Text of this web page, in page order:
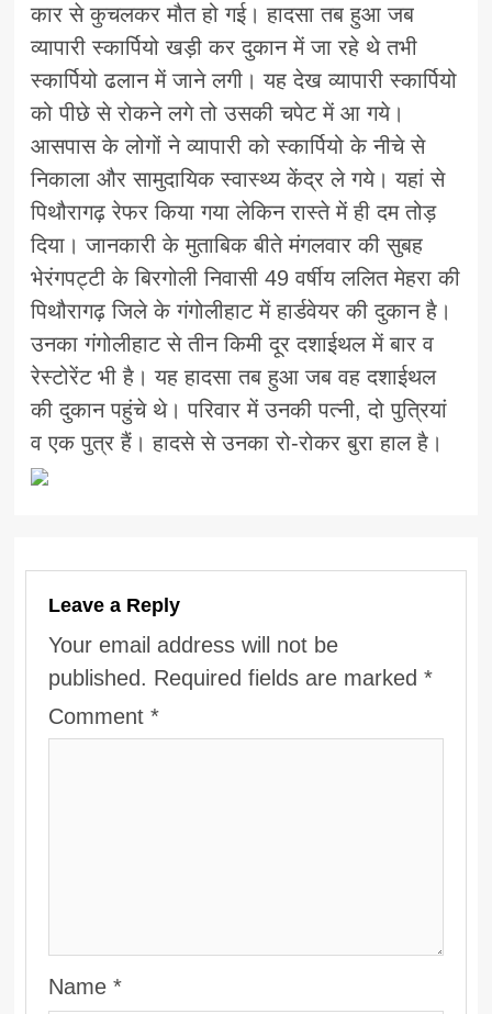
कार से कुचलकर मौत हो गई। हादसा तब हुआ जब
व्यापारी स्कार्पियो खड़ी कर दुकान में जा रहे थे तभी
स्कार्पियो ढलान में जाने लगी। यह देख व्यापारी स्कार्पियो
को पीछे से रोकने लगे तो उसकी चपेट में आ गये।
आसपास के लोगों ने व्यापारी को स्कार्पियो के नीचे से
निकाला और सामुदायिक स्वास्थ्य केंद्र ले गये। यहां से
पिथौरागढ़ रेफर किया गया लेकिन रास्ते में ही दम तोड़
दिया। जानकारी के मुताबिक बीते मंगलवार की सुबह
भेरंगपट्टी के बिरगोली निवासी 49 वर्षीय ललित मेहरा की
पिथौरागढ़ जिले के गंगोलीहाट में हार्डवेयर की दुकान है।
उनका गंगोलीहाट से तीन किमी दूर दशाईथल में बार व
रेस्टोरेंट भी है। यह हादसा तब हुआ जब वह दशाईथल
की दुकान पहुंचे थे। परिवार में उनकी पत्नी, दो पुत्रियां
व एक पुत्र हैं। हादसे से उनका रो-रोकर बुरा हाल है।
Leave a Reply
Your email address will not be
published. Required fields are marked*
Comment*
Name*